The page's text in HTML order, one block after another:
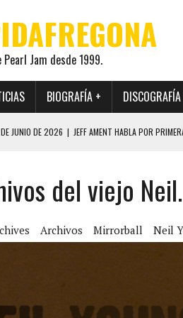
Jam desde 1999.
BIOGRAFÍA +
JUNIO DE 2026 | JEFF AMENT HABLA POR
EL ENCUENTRO ENTRE NEIL YOUNG Y PEARL
| PEARL JAM REAPARECEN EN OHANA 2026 EN
JEFF AMENT PUBLICA SINCE FOREVER, UN
del viejo Neil.
Archivos Mirrorball Neil